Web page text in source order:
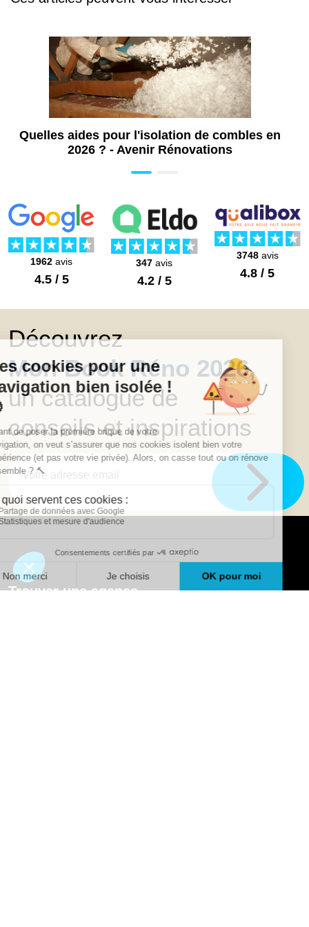
Vannes (56)
Vannes (56)
Quelles aides pour l'isolation de combles en
2026 ? - Avenir Rénovations
1962 avis
4.5 / 5
347 avis
4.2 / 5
3748avis
4.8 / 5
Découvrez
Mon Book Réno 2026,
un catalogue de
conseils et inspirations
Trouver une agence